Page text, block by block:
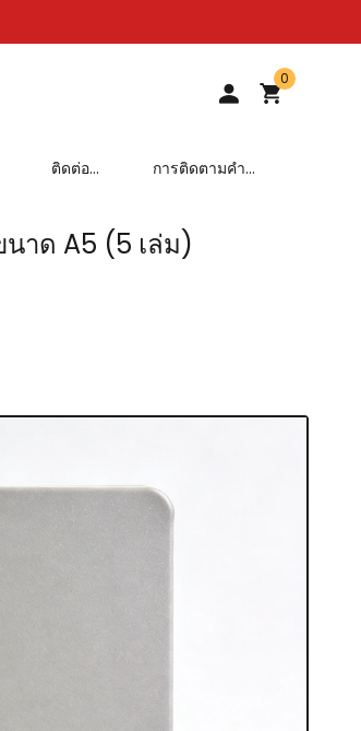
0
ติดต่อ
การติดตามคำ
าด A5 (5 เล่ม)